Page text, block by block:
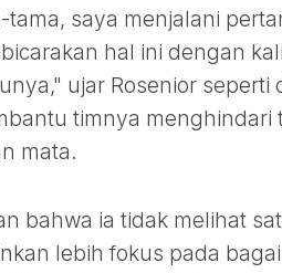
tama, saya menjalani
hal ini dengan
ujar Rosenior seperti
timnya
mata.
bahwa ia tidak melihat
lebih fokus pada